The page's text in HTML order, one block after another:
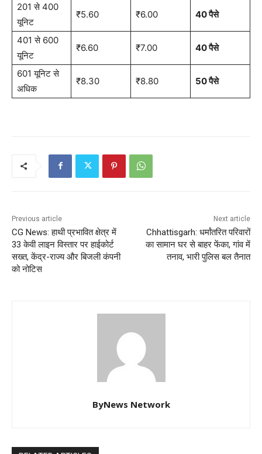
201 से 400
यूनिट
₹5.60 ₹6.00 40 पैसे
401 से 600
यूनिट
₹6.60 ₹7.00 40 पैसे
601 यूनिट से
अधिक
₹8.30 ₹8.80 50 पैसे
Previous article
CG News: हाथी प्रभावित क्षेत्र में
33 केवी लाइन विस्तार पर हाईकोर्ट
सख्त, केंद्र-राज्य और बिजली कंपनी
को नोटिस
Next article
Chhattisgarh: धर्मांतरित परिवारों
का सामान घर से बाहर फेंका, गांव में
तनाव, भारी पुलिस बल तैनात
ByNews Network